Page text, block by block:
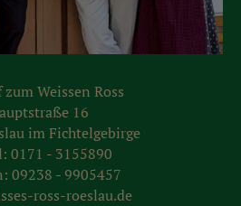
zum Weissen Ross
16
im Fichtelgebirge
0171 - 3155890
09238 - 9905457
ross-roeslau.de